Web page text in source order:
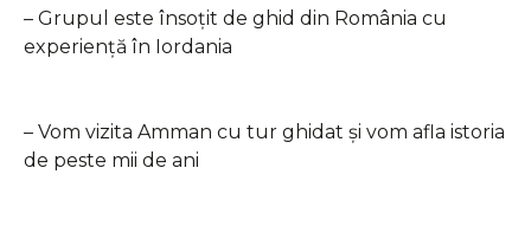
– Grupul este însoțit de ghid din România cu
experiență în Iordania
– Vom vizita Amman cu tur ghidat și vom afla istoria
de peste mii de ani